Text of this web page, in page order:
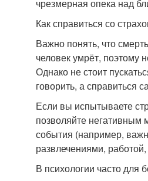
чрезмерная опека над
Как справиться со
Важно понять, что
человек умрёт, поэтому
Однако не стоит
говорить, а справиться
Если вы испытываете
позволяйте
события (например,
развлечениями,
В психологии часто для